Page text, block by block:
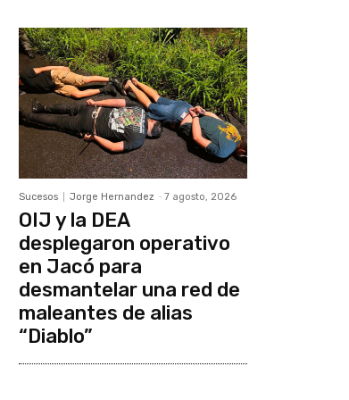
Sucesos Jorge Hernandez - 7 agosto, 2026
OIJ y la DEA
desplegaron operativo
en Jacó para
desmantelar una red de
maleantes de alias
“Diablo”